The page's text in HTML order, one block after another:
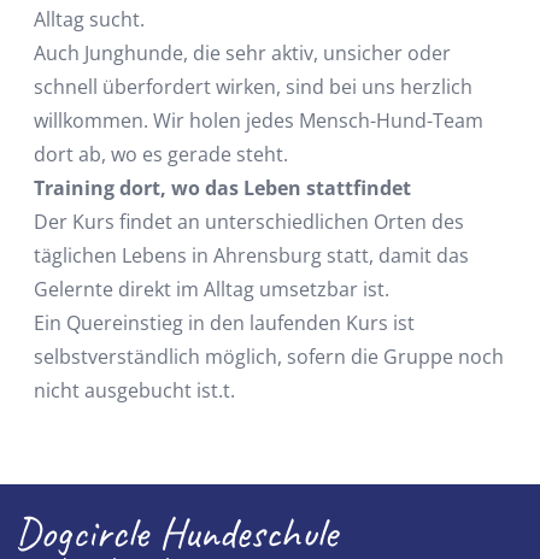
Alltag sucht.
Auch Junghunde, die sehr aktiv, unsicher oder
schnell überfordert wirken, sind bei uns herzlich
willkommen. Wir holen jedes Mensch-Hund-Team
dort ab, wo es gerade steht.
Training dort, wo das Leben stattfindet
Der Kurs findet an unterschiedlichen Orten des
täglichen Lebens in Ahrensburg statt, damit das
Gelernte direkt im Alltag umsetzbar ist.
Ein Quereinstieg in den laufenden Kurs ist
selbstverständlich möglich, sofern die Gruppe noch
nicht ausgebucht ist.t.
Dogcircle Hundeschule